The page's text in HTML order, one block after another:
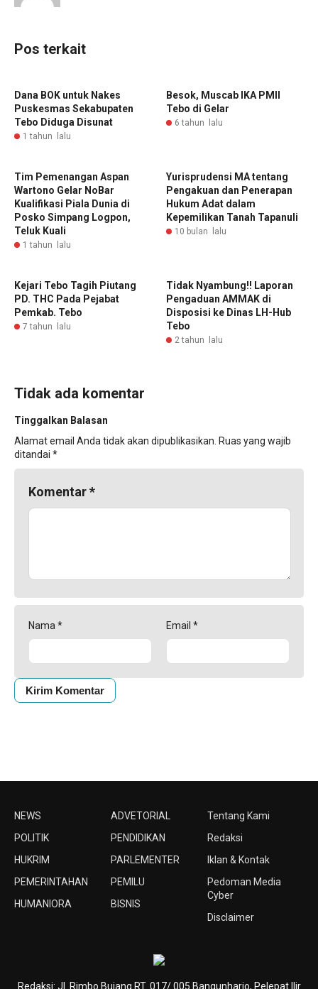
Pos terkait
Dana BOK untuk Nakes
Puskesmas Sekabupaten
Tebo Diduga Disunat
1 tahun lalu
Besok, Muscab IKA PMII
Tebo di Gelar
6 tahun lalu
Tim Pemenangan Aspan
Wartono Gelar NoBar
Kualifikasi Piala Dunia di
Posko Simpang Logpon,
Teluk Kuali
1 tahun lalu
Yurisprudensi MA tentang
Pengakuan dan Penerapan
Hukum Adat dalam
Kepemilikan Tanah Tapanuli
10 bulan lalu
Kejari Tebo Tagih Piutang
PD. THC Pada Pejabat
Pemkab. Tebo
7 tahun lalu
Tidak Nyambung!! Laporan
Pengaduan AMMAK di
Disposisi ke Dinas LH-Hub
Tebo
2 tahun lalu
Tidak ada komentar
Tinggalkan Balasan
Alamat email Anda tidak akan dipublikasikan. Ruas yang wajib
ditandai *
Komentar*
Nama * Email *
NEWS
POLITIK
HUKRIM
PEMERINTAHAN
HUMANIORA
ADVETORIAL
PENDIDIKAN
PARLEMENTER
PEMILU
BISNIS
Tentang Kami
Redaksi
Iklan & Kontak
Pedoman Media
Cyber
Disclaimer
Redaksi: Jl. Rimbo Bujang RT. 017/ 005 Bangunharjo, Pelepat Ilir